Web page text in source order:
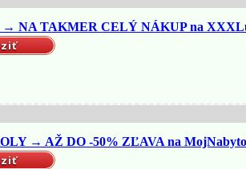
→ NA TAKMER CELÝ NÁKUP na
→ AŽ DO -50% ZĽAVA na